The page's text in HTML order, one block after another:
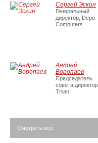
Сергей Эскин
Генеральный
директор, Depo
Computers
Андрей
Воропаев
Председатель
совета
Trilan
Смотреть все